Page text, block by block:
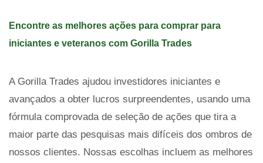
Encontre as melhores ações para comprar para
iniciantes e veteranos com Gorilla Trades
A Gorilla Trades ajudou investidores iniciantes e
avançados a obter lucros surpreendentes, usando uma
fórmula comprovada de seleção de ações que tira a
maior parte das pesquisas mais difíceis dos ombros de
nossos clientes. Nossas escolhas incluem as melhores